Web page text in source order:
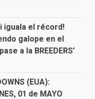
iguala el récord!
galope en el
a la BREEDERS’
(EUA):
01 de MAYO